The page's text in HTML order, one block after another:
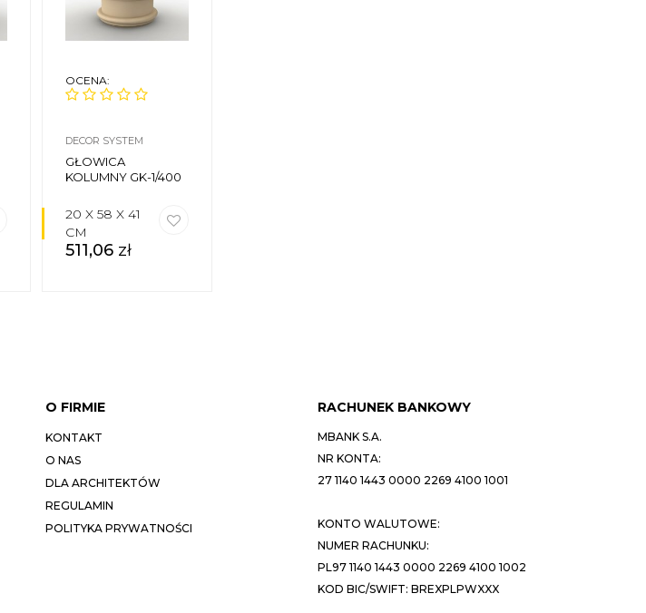
OCENA:
DECOR SYSTEM
GŁOWICA
KOLUMNY GK-1/400
20 X 58 X 41
CM
511,06 zł
O FIRMIE
KONTAKT
O NAS
DLA ARCHITEKTÓW
REGULAMIN
POLITYKA PRYWATNOŚCI
RACHUNEK BANKOWY
MBANK S.A.
NR KONTA:
27 1140 1443 0000 2269 4100 1001
KONTO WALUTOWE:
NUMER RACHUNKU:
PL97 1140 1443 0000 2269 4100 1002
KOD BIC/SWIFT: BREXPLPWXXX